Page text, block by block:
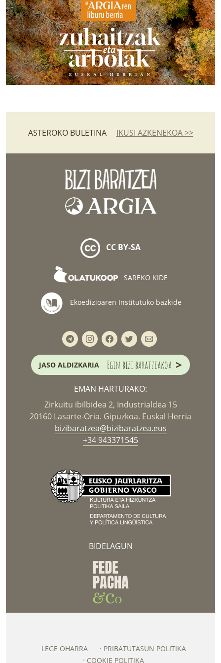
ASTEROKO BULETINA IKUSI AZKENEKOA >>
CC BY-SA
SAREKO KIDE
Ekoedizioaren Institutuko bazkide
JASO ALDIZKARIA Egin bizi baratzeakoa >
EMAN HARTURAKO:
Zirkuitu ibilbidea 2, Industrialdea 15
20160 Lasarte-Oria. Gipuzkoa. Euskal Herria
bizibaratzea@bizibaratzea.eus
+34 943371545
BIDELAGUN
LEGE OHARRA
PRIBATUTASUN POLITIKA
COOKIE POLITIKA